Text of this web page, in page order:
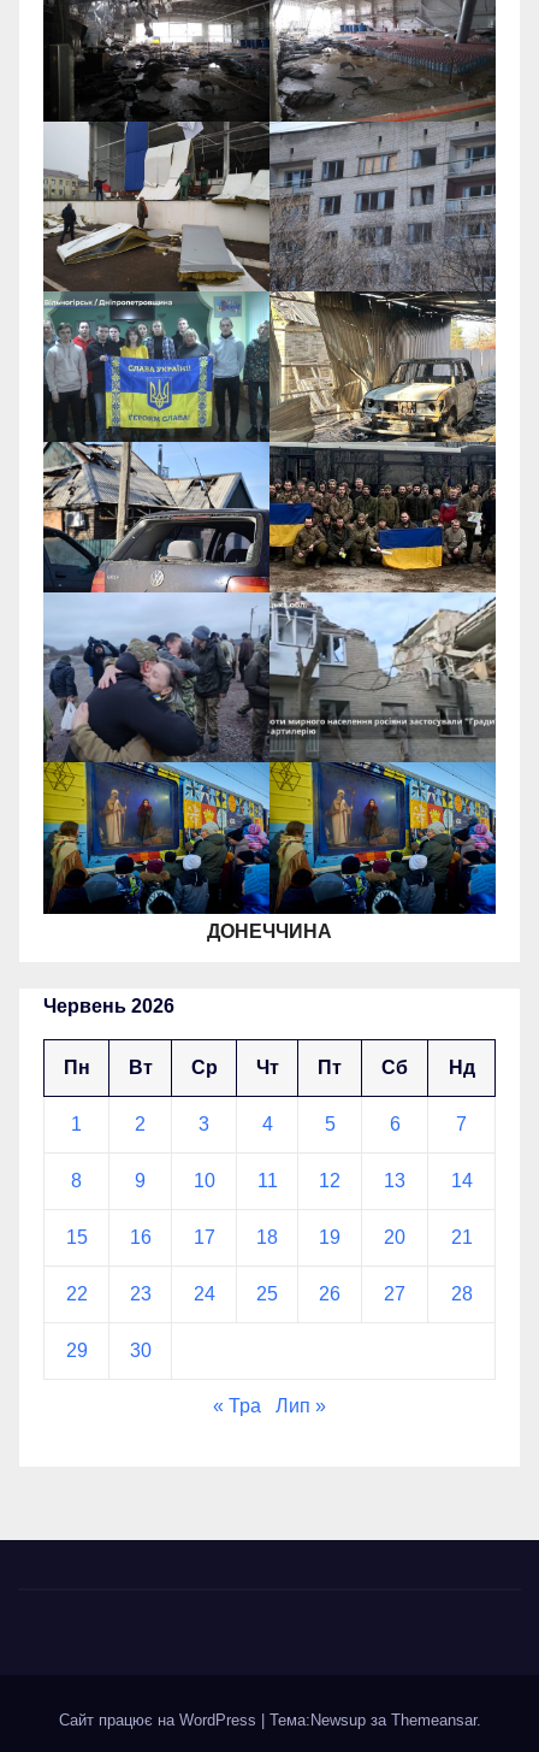
ДОНЕЧЧИНА
Червень 2026
Пн Вт Ср Чт Пт Сб Нд
1 2 3 4 5 6 7
8 9 10 11 12 13 14
15 16 17 18 19 20 21
22 23 24 25 26 27 28
29 30
« Тра Лип »
Сайт працює на WordPress Тема:Newsup за Themeansar.